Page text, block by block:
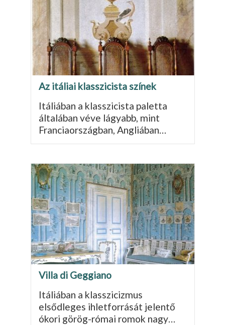
Az itáliai klasszicista színek
Itáliában a klasszicista paletta
általában véve lágyabb, mint
Franciaországban, Angliában…
Villa di Geggiano
Itáliában a klasszicizmus
elsődleges ihletforrását jelentő
ókori görög-római romok nagy…